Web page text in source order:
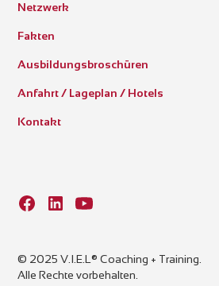
Netzwerk
Fakten
Ausbildungsbroschüren
Anfahrt / Lageplan / Hotels
Kontakt
© 2025 V.I.E.L® Coaching + Training.
Alle Rechte vorbehalten.